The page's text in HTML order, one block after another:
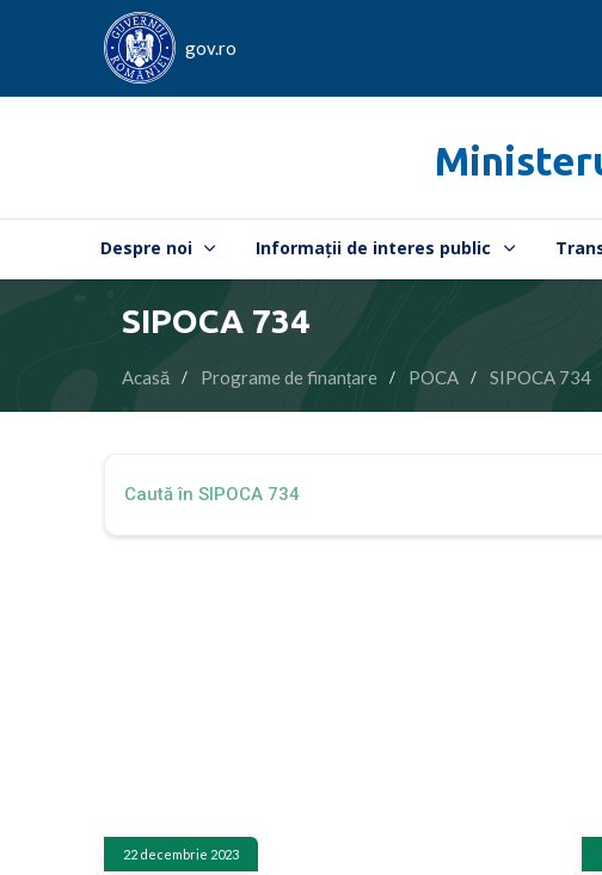
gov.ro
Despre noi Informații de interes public
SIPOCA 734
Acasă Programe de finanțare POCA SIPOCA 734
22 decembrie 2023